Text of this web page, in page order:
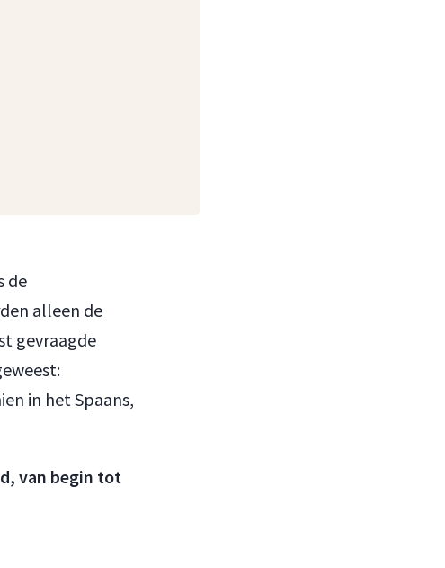
de
alleen de
gevraagde
in het Spaans,
van begin tot